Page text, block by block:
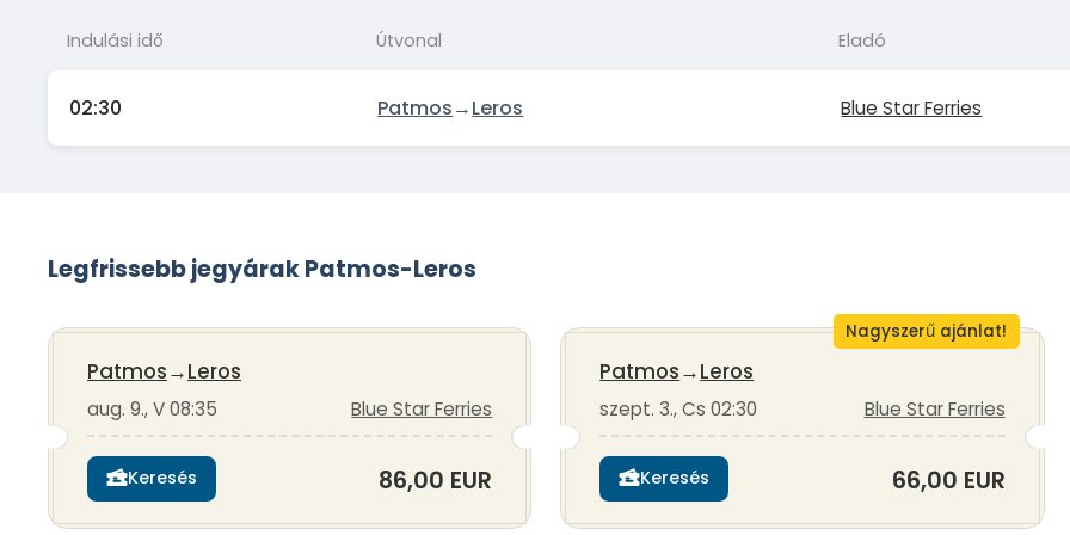
Indulási idő Útvonal Eladó
02:30 Patmos→Leros Blue Star Ferries
Legfrissebb jegyárak Patmos-Leros
Patmos→Leros
aug. 9., V 08:35 Blue Star Ferries
Keresés 86,00 EUR
Nagyszerű ajánlat!
Patmos→Leros
szept. 3., Cs 02:30 Blue Star Ferries
Keresés 66,00 EUR